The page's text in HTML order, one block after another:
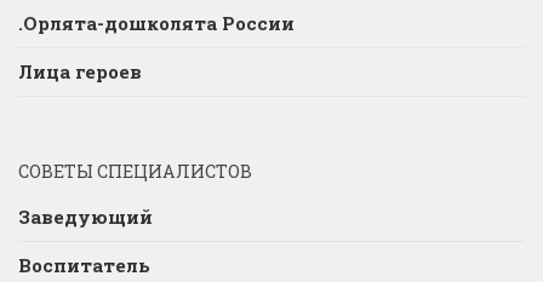
.Орлята-дошколята России
Лица героев
СОВЕТЫ СПЕЦИАЛИСТОВ
Заведующий
Воспитатель